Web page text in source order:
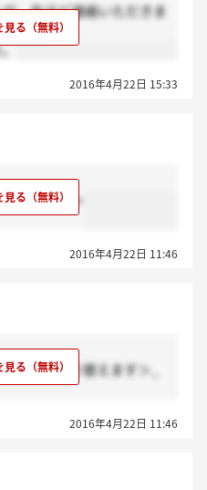
、先ほど連絡いただきま
2016年4月22日 15:33
ですよね～
2016年4月22日 11:46
思って切り替えます＞_
2016年4月22日 11:46